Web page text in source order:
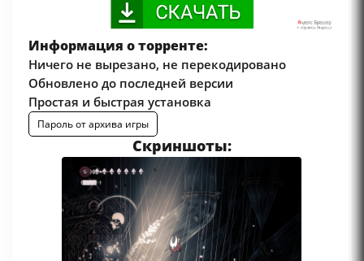
Информация о торренте:
Ничего не вырезано, не перекодировано
Обновлено до последней версии
Простая и быстрая установка
Пароль от архива игры
Скриншоты: